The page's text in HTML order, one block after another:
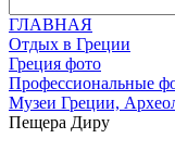
ГЛАВНАЯ
Отдых в Греции
Греция фото
Профессиональные
Музеи Греции,
Пещера Диру